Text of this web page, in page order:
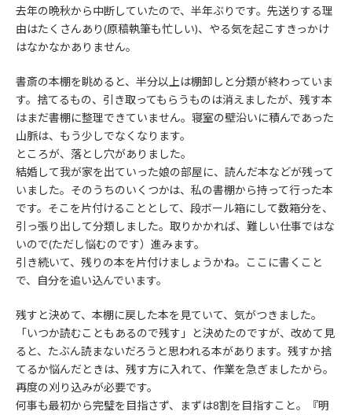
去年の晩秋から中断していたので、半年ぶりです。先送りする理
由はたくさんあり(原稿執筆も忙しい)、やる気を起こすきっかけ
はなかなかありません。
書斎の本棚を眺めると、半分以上は棚卸しと分類が終わっていま
す。捨てるもの、引き取ってもらうものは消えましたが、残す本
はまだ書棚に整理できていません。寝室の壁沿いに積んであった
山脈は、もう少しでなくなります。
ところが、落とし穴がありました。
結婚して我が家を出ていった娘の部屋に、読んだ本などが残って
いました。そのうちのいくつかは、私の書棚から持って行った本
です。そこを片付けることとして、段ボール箱にして数箱分を、
引っ張り出して分類しました。取りかかれば、難しい仕事ではな
いので(ただし悩むのです）進みます。
引き続いて、残りの本を片付けましょうかね。ここに書くこと
で、自分を追い込んでいます。
残すと決めて、本棚に戻した本を見ていて、気がつきました。
「いつか読むこともあるので残す」と決めたのですが、改めて見
ると、たぶん読まないだろうと思われる本があります。残すか捨
てるか悩んだときは、残す方に入れて、作業を急ぎましたから。
再度の刈り込みが必要です。
何事も最初から完璧を目指さず、まずは8割を目指すこと。『明